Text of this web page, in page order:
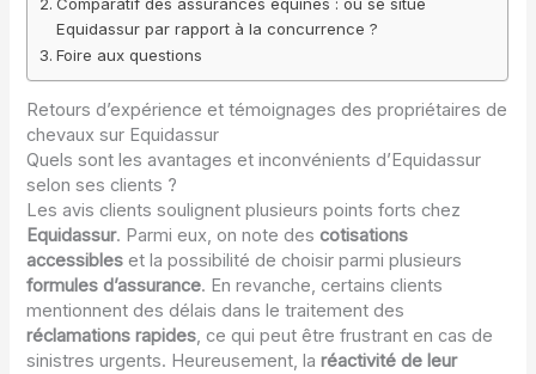
Equidassur par rapport à la concurrence ?
Foire aux questions
Retours d’expérience et témoignages des propriétaires de
chevaux sur Equidassur
Quels sont les avantages et inconvénients d’Equidassur
selon ses clients ?
Les avis clients soulignent plusieurs points forts chez
Equidassur. Parmi eux, on note descotisations
accessibles et la possibilité de choisir parmi plusieurs
formules d’assurance. En revanche, certains clients
mentionnent des délais dans le traitement des
réclamations rapides, ce qui peut être frustrant en cas de
sinistres urgents. Heureusement, laréactivité de leur